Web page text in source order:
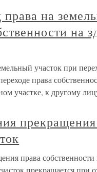
права на
на
участок при
права
участке, к другому
права
прекращается при